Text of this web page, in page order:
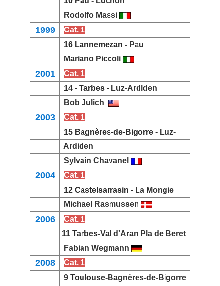
Rodolfo Massi
1999
Cat. 1
16 Lannemezan - Pau
Mariano Piccoli
2001
Cat. 1
14 - Tarbes - Luz-Ardiden
Bob Julich
2003
Cat. 1
15 Bagnères-de-Bigorre - Luz-
Ardiden
Sylvain Chavanel
2004
Cat. 1
12 Castelsarrasin - La Mongie
Michael Rasmussen
2006
Cat. 1
11 Tarbes-Val d'Aran Pla de Beret
Fabian Wegmann
2008
Cat. 1
9 Toulouse-Bagnères-de-Bigorre